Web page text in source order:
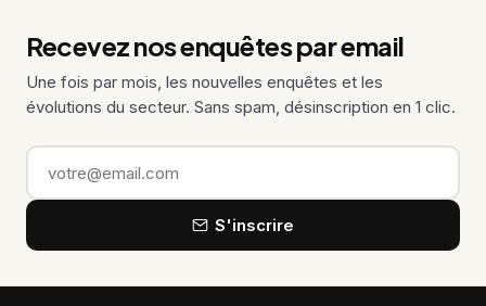
Recevez nos enquêtes par email
Une fois par mois, les nouvelles enquêtes et les
évolutions du secteur. Sans spam, désinscription en 1 clic.
Email
S'inscrire